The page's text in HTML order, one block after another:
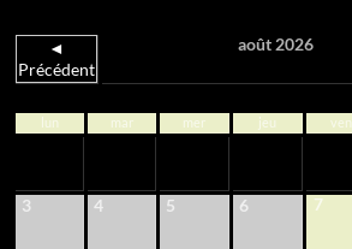
◄
Précédent
août 2026
lun mar mer jeu ven
3 4 5 6 7